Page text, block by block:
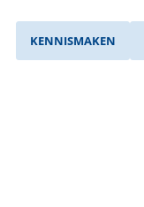
KENNISMAKEN